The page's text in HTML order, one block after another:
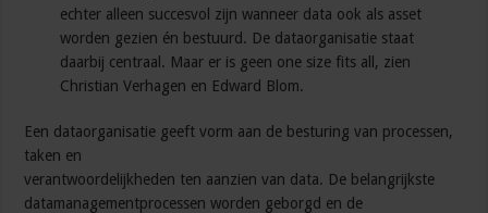
echter alleen succesvol zijn wanneer data ook als asset
worden gezien én bestuurd. De dataorganisatie staat
daarbij centraal. Maar er is geen one size fits all, zien
Christian Verhagen en Edward Blom.
Een dataorganisatie geeft vorm aan de besturing van processen,
taken en
verantwoordelijkheden ten aanzien van data. De belangrijkste
datamanagementprocessen worden geborgd en de